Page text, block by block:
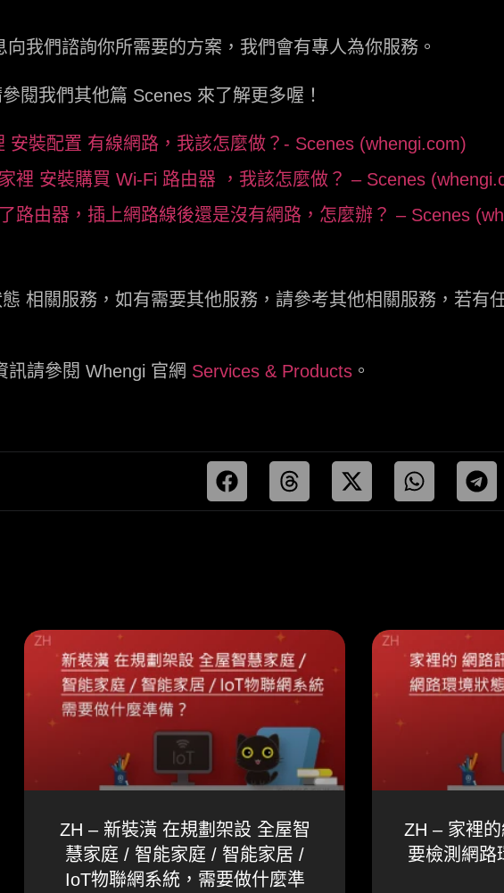
我們諮詢你所需要的方案，我們會有專人為你服務。
閱我們其他篇 Scenes 來了解更多喔！
安裝配置 有線網路，我該怎麼做？- Scenes (whengi.com)
裡 安裝購買 Wi-Fi 路由器 ，我該怎麼做？ – Scenes
路由器，插上網路線後還是沒有網路，怎麼辦？ – Scenes
相關服務，如有需要其他服務，請參考其他相關服務，若有
請參閱 Whengi 官網 Services & Products 。
ZH – 新裝潢 在規劃架設 全屋智
慧家庭 / 智能家庭 / 智能家居 /
IoT物聯網系統，需要做什麼準
ZH – 家裡
要檢測網路